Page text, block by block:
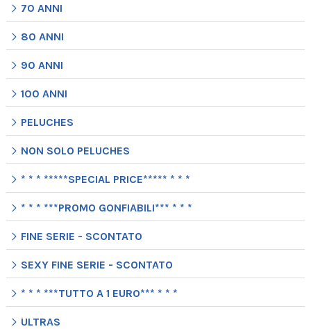
70 ANNI
80 ANNI
90 ANNI
100 ANNI
PELUCHES
NON SOLO PELUCHES
* * * *****SPECIAL PRICE***** * * *
* * * ***PROMO GONFIABILI*** * * *
FINE SERIE - SCONTATO
SEXY FINE SERIE - SCONTATO
* * * ***TUTTO A 1 EURO*** * * *
ULTRAS